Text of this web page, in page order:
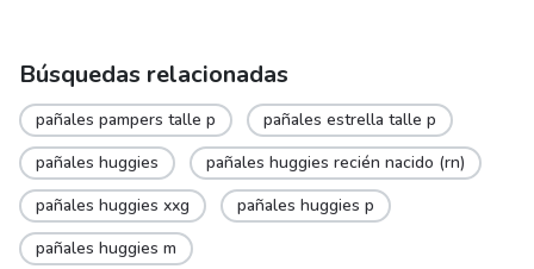
Búsquedas relacionadas
pañales pampers talle p
pañales estrella talle p
pañales huggies
pañales huggies recién nacido (rn)
pañales huggies xxg
pañales huggies p
pañales huggies m